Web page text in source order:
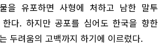
을 유포하면 사형에 처하고 남한 말투
다. 하지만 공포를 심어도 한국을 향한
두려움의 고백까지 하기에 이르렀다.